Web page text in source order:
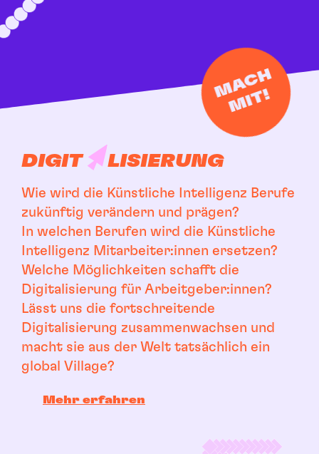
M
A
C
H
M
IT
!
DIGIT LISIERUNG
Wie wird die Künstliche Intelligenz Berufe
zukünftig verändern und prägen?
In welchen Berufen wird die Künstliche
Intelligenz Mitarbeiter:innen ersetzen?
Welche Möglichkeiten schafft die
Digitalisierung für Arbeitgeber:innen?
Lässt uns die fortschreitende
Digitalisierung zusammenwachsen und
macht sie aus der Welt tatsächlich ein
global Village?
Mehr erfahren